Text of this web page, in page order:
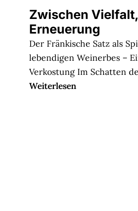
Zwischen
Erneuerung
Der Fränkische Satz als
lebendigen Weinerbes –
Verkostung Im Schatten
Weiterlesen